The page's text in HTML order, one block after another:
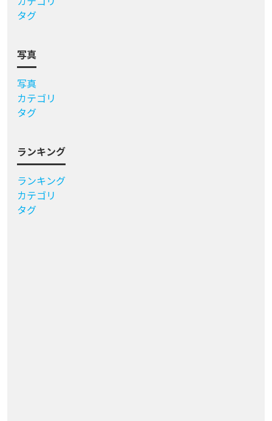
タグ
写真
写真
カテゴリ
タグ
ランキング
ランキング
カテゴリ
タグ